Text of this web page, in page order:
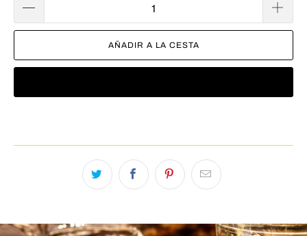
AÑADIR A LA CESTA